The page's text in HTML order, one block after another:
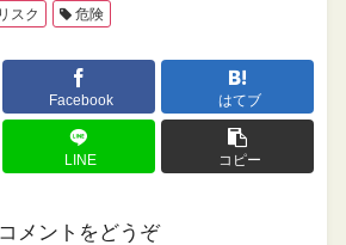
リスク 危険
Facebook はてブ
LINE コピー
コメントをどうぞ